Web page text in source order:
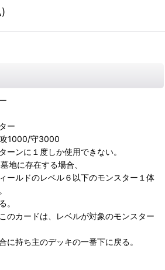
ー
1000/守3000
ーンに１度しか使用できない。
地に存在する場合、
ールドのレベル６以下のモンスター１体
。
のカードは、レベルが対象のモンスター
に持ち主のデッキの一番下に戻る。